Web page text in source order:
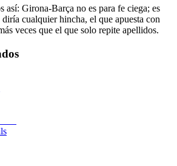
así: Girona-Barça no es para fe ciega; es
cualquier hincha, el que apuesta con
veces que el que solo repite apellidos.